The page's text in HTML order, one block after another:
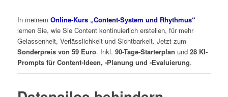
In meinem Online-Kurs „Content-System und Rhythmus“
lernen Sie, wie Sie Content kontinuierlich erstellen, für mehr
Gelassenheit, Verlässlichkeit und Sichtbarkeit. Jetzt zum
Sonderpreis von 59 Euro. Inkl. 90-Tage-Starterplan und 28 KI-
Prompts für Content-Ideen, -Planung und -Evaluierung.